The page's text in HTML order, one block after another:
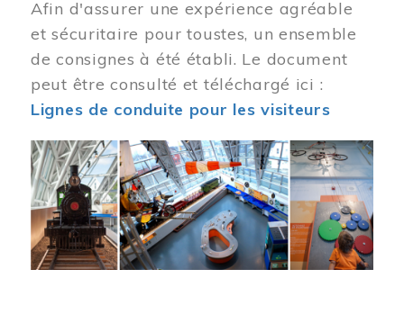
Afin d'assurer une expérience agréable
et sécuritaire pour toustes, un ensemble
de consignes à été établi. Le document
peut être consulté et téléchargé ici :
Lignes de conduite pour les visiteurs
Image